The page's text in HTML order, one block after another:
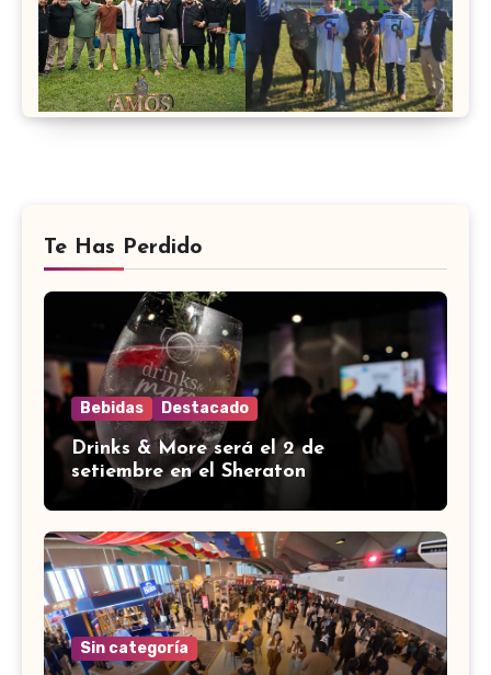
Te Has Perdido
Bebidas Destacado
Drinks & More será el 2 de
setiembre en el Sheraton
Sin categoría